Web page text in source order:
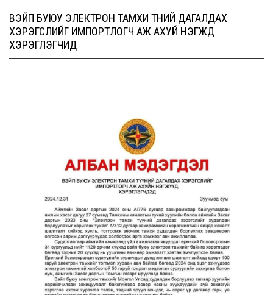
ВЭЙП БУЮУ ЭЛЕКТРОН ТАМХИ ТҮҮНИЙ ДАГАЛДАХ
ХЭРЭГСЛИЙГ ИМПОРТЛОГЧ АЖ АХУЙ НЭГЖҮҮД
ХЭРЭГЛЭГЧИД